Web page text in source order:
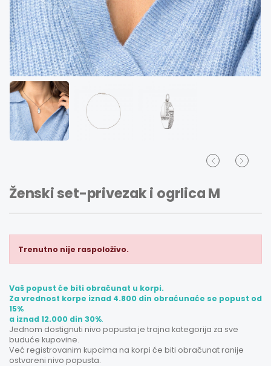
Ženski set-privezak i ogrlica M
Trenutno nije raspoloživo.
Vaš popust će biti obračunat u korpi.
Za vrednost korpe iznad 4.800 din obraćunaće se popust od
15%
a iznad 12.000 din 30%.
Jednom dostignuti nivo popusta je trajna kategorija za sve
buduće kupovine.
Već registrovanim kupcima na korpi će biti obračunat ranije
ostvareni nivo popusta.